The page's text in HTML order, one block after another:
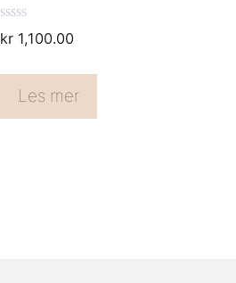
0
a
5
kr 1,100.00
Les mer